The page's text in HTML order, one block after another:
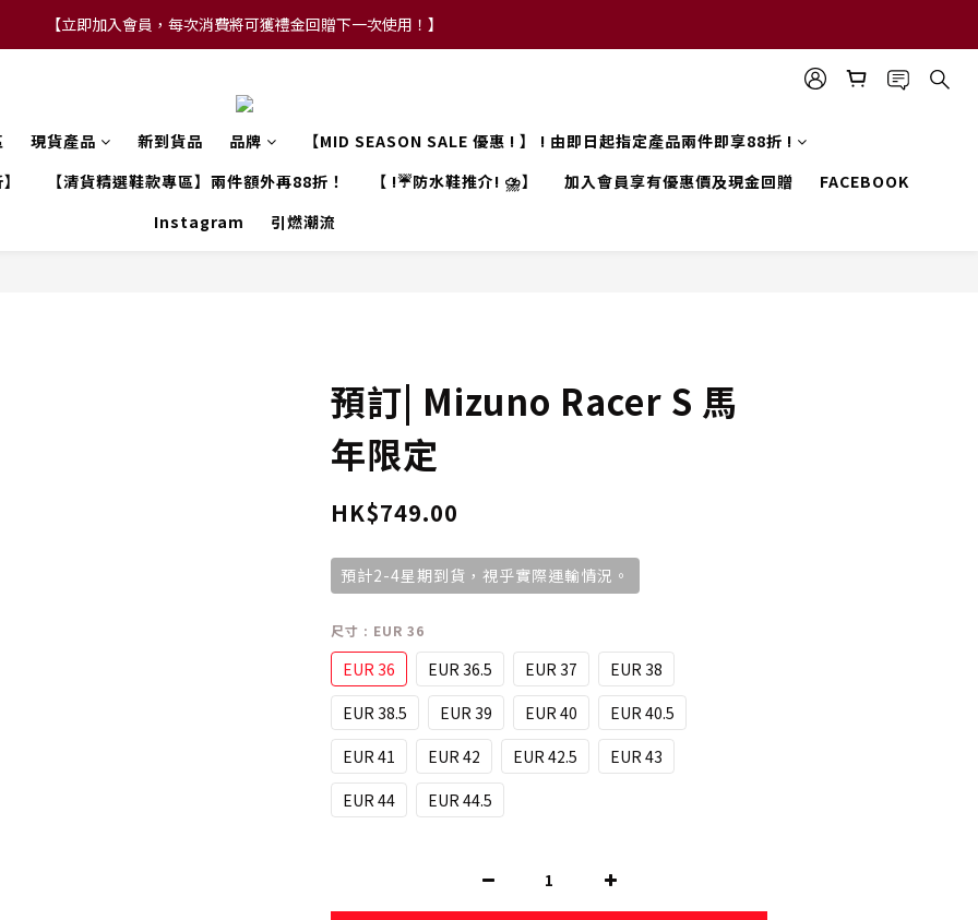
【FLASH SALE 兩件指定現貨產品即享88折】
【立即加入會員，每次消費將可獲禮金回贈下一次使用！】
現貨產品 新到貨品 品牌
【MID SEASON SALE 優惠 ! 】 ! 由即日起指定產品兩件即享88折 !
【清貨精選鞋款專區】兩件額外再88折！ 【 !☔防水鞋推介! ⛈️】 加入會員享有優惠價及現金回贈
FACEBOOK
Instagram
引燃潮流
預訂| Mizuno Racer S 馬
年限定
HK$749.00
預計2-4星期到貨，視乎實際運輸情況。
尺寸 : EUR 36
EUR 36 EUR 36.5 EUR 37
EUR 38
EUR 38.5
EUR 39 EUR 40
EUR 40.5
EUR 41
EUR 42 EUR 42.5
EUR 43
EUR 44
EUR 44.5